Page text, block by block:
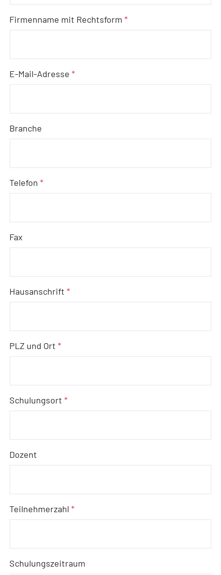
Firmenname mit Rechtsform*
E-Mail-Adresse*
Branche
Telefon*
Fax
Hausanschrift*
PLZ und Ort*
Schulungsort*
Dozent
Teilnehmerzahl*
Schulungszeitraum